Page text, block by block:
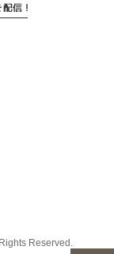
Reserved.